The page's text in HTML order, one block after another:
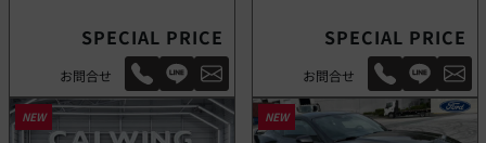
SPECIAL PRICE
お問合せ
SPECIAL PRICE
お問合せ
NEW NEW